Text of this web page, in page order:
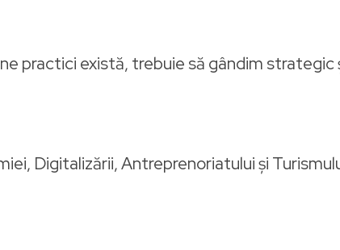
practici există, trebuie să gândim
Digitalizării, Antreprenoriatului și